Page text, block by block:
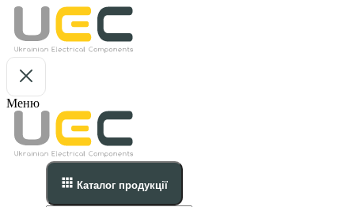
Меню
Каталог продукції